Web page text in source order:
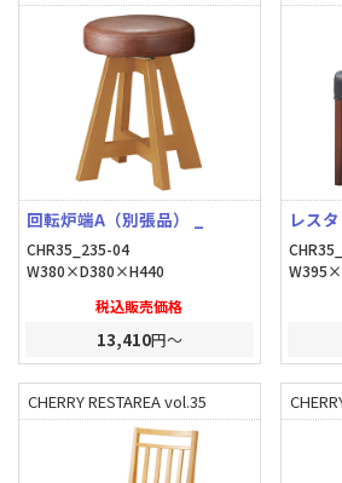
回転炉端A（別張品） _
CHR35_235-04
W380×D380×H440
税込販売価格
13,410円～
レス
CHERRY RESTAREA vol.35